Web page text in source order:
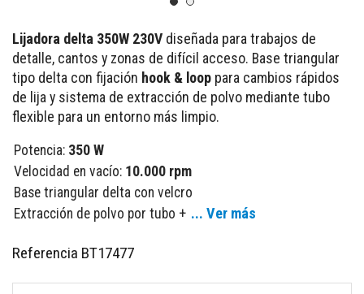
Lijadora delta 350W 230V diseñada para trabajos de
detalle, cantos y zonas de difícil acceso. Base triangular
tipo delta con fijación hook & loop para cambios rápidos
de lija y sistema de extracción de polvo mediante tubo
flexible para un entorno más limpio.
Potencia: 350 W
Velocidad en vacío: 10.000 rpm
Base triangular delta con velcro
Extracción de polvo por tubo + ... Ver más
Referencia BT17477